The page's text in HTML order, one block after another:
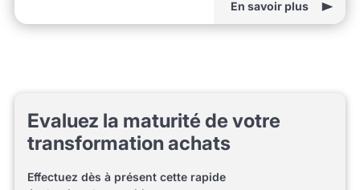
En savoir plus
Evaluez la maturité de votre
transformation achats
Effectuez dès à présent cette rapide